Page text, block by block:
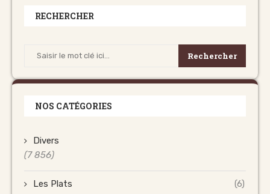
RECHERCHER
Rechercher
NOS CATÉGORIES
Divers
(7 856)
Les Plats (6)